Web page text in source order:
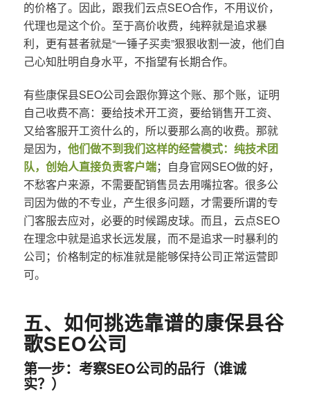
的价格了。因此，跟我们云点SEO合作，不用议价，
代理也是这个价。至于高价收费，纯粹就是追求暴
利，更有甚者就是“一锤子买卖”狠狠收割一波，他们自
己心知肚明自身水平，不指望有长期合作。
有些康保县SEO公司会跟你算这个账、那个账，证明
自己收费不高：要给技术开工资，要给销售开工资、
又给客服开工资什么的，所以要那么高的收费。那就
是因为， 他们做不到我们这样的经营模式：纯技术团
队，创始人直接负责客户端；自身官网SEO做的好，
不愁客户来源，不需要配销售员去用嘴拉客。很多公
司因为做的不专业，产生很多问题，才需要所谓的专
门客服去应对，必要的时候踢皮球。而且，云点SEO
在理念中就是追求长远发展，而不是追求一时暴利的
公司；价格制定的标准就是能够保持公司正常运营即
可。
五、如何挑选靠谱的康保县谷
歌SEO公司
第一步：考察SEO公司的品行（谁诚
实？）